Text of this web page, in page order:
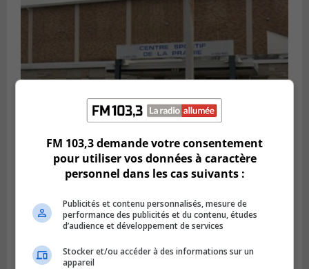
La Prairie loue des espaces de glace
jusqu’en avril 2027
FM 103,3 demande votre consentement
pour utiliser vos données à caractère
personnel dans les cas suivants :
Publicités et contenu personnalisés, mesure de
performance des publicités et du contenu, études
d’audience et développement de services
Stocker et/ou accéder à des informations sur un
appareil